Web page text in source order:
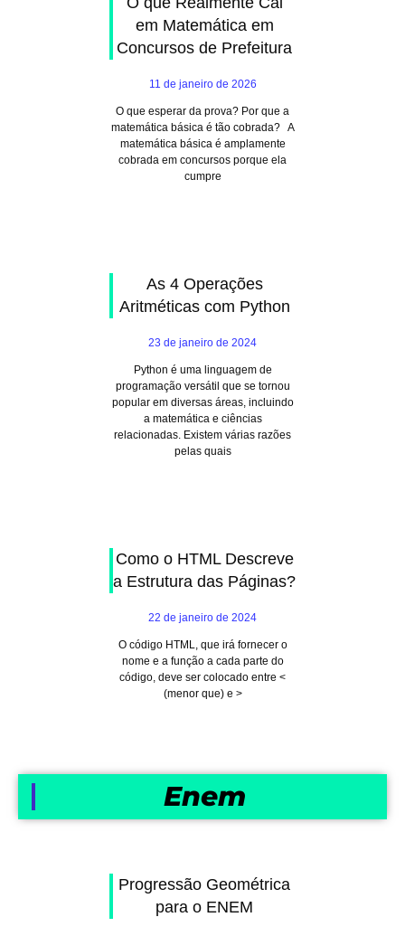
em Matemática em
Concursos de Prefeitura
11 de janeiro de 2026
O que esperar da prova? Por que a
matemática básica é tão cobrada? A
matemática básica é amplamente
cobrada em concursos porque ela
cumpre
As 4 Operações
Aritméticas com Python
23 de janeiro de 2024
Python é uma linguagem de
programação versátil que se tornou
popular em diversas áreas, incluindo
a matemática e ciências
relacionadas. Existem várias razões
pelas quais
Como o HTML Descreve
a Estrutura das Páginas?
22 de janeiro de 2024
O código HTML, que irá fornecer o
nome e a função a cada parte do
código, deve ser colocado entre <
(menor que) e >
Enem
Progressão Geométrica
para o ENEM